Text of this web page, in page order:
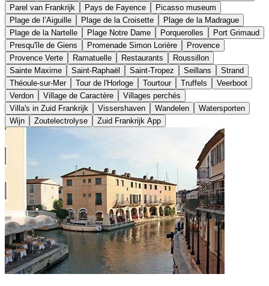
Parel van Frankrijk
Pays de Fayence
Picasso museum
Plage de l’Aiguille
Plage de la Croisette
Plage de la Madrague
Plage de la Nartelle
Plage Notre Dame Porquerolles
Port Grimaud
Presqu'île de Giens
Promenade Simon Lorière
Provence
Provence Verte
Ramatuelle Restaurants
Roussillon
Sainte Maxime
Saint-Raphaël Saint-Tropez Seillans
Strand
Théoule-sur-Mer
Tour de l'Horloge Tourtour Truffels
Veerboot
Verdon
Village de Caractère
Villages perchés
Villa's in Zuid Frankrijk
Vissershaven Wandelen
Watersporten
Wijn
Zoutelectrolyse Zuid Frankrijk App